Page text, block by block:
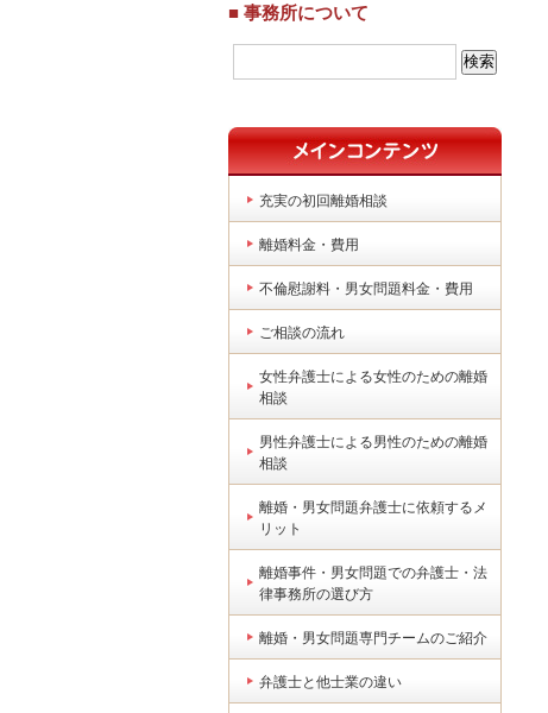
■ 事務所について
充実の初回離婚相談
離婚料金・費用
不倫慰謝料・男女問題料金・費用
ご相談の流れ
女性弁護士による女性のための離婚
相談
男性弁護士による男性のための離婚
相談
離婚・男女問題弁護士に依頼するメ
リット
離婚事件・男女問題での弁護士・法
律事務所の選び方
離婚・男女問題専門チームのご紹介
弁護士と他士業の違い